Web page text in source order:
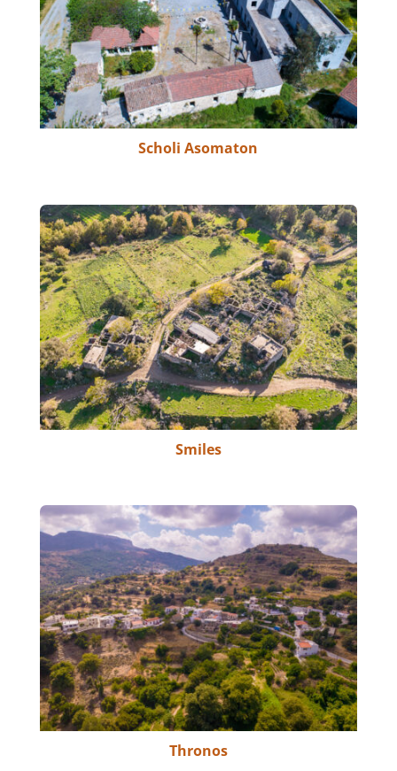
Scholi Asomaton
Smiles
Thronos